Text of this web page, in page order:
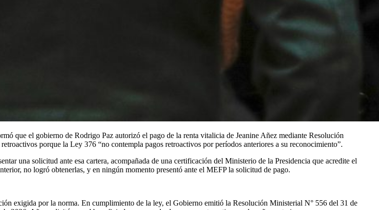
que el gobierno de Rodrigo Paz autorizó el pago de la renta vitalicia de Jeanine Añez mediante Resolución
porque la Ley 376 “no contempla pagos retroactivos por períodos anteriores a su reconocimiento”.
una solicitud ante esa cartera, acompañada de una certificación del Ministerio de la Presidencia que acredite el
no logró obtenerlas, y en ningún momento presentó ante el MEFP la solicitud de pago.
exigida por la norma. En cumplimiento de la ley, el Gobierno emitió la Resolución Ministerial N° 556 del 31 de